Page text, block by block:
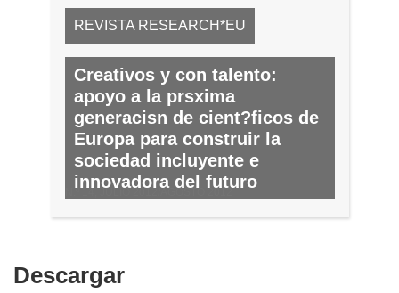
REVISTA RESEARCH*EU
Creativos y con talento:
apoyo a la prsxima
generacisn de cient?ficos de
Europa para construir la
sociedad incluyente e
innovadora del futuro
N.º 14, JULIO 2012/AGOSTO 2012
DescargarDescargar